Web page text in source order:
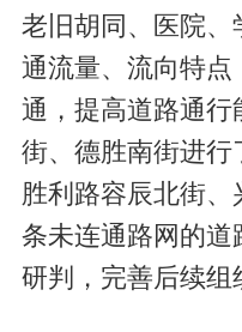
老旧胡同、医院、
通流量、流向特点
通，提高道路通行
街、德胜南街进行
胜利路容辰北街
条未连通路网的
研判，完善后续组